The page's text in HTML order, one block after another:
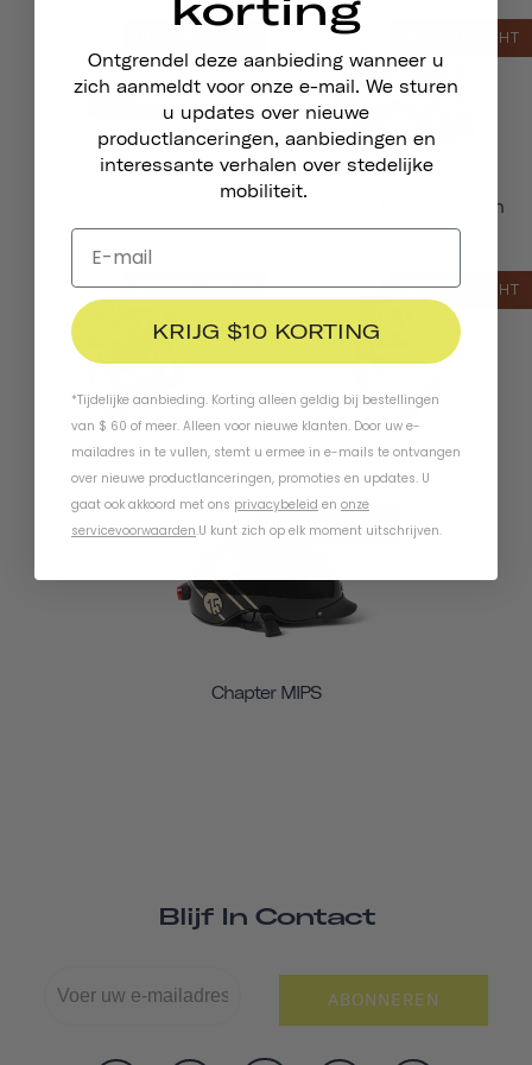
UITVERKOCHT
Thousand Handschoenen
Met Volledige Vingers
UITVERKOCHT
Thousand Nekwarmer
UITVERKOCHT
Thousand Sokken
UITVERKOCHT
Chapter MIPS
Blijf In Contact
ABONNEREN
Ontgrendel deze aanbieding wanneer u
zich aanmeldt voor onze e-mail. We sturen
u updates over nieuwe
productlanceringen, aanbiedingen en
interessante verhalen over stedelijke
mobiliteit.
KRIJG $10 KORTING
*Tijdelijke aanbieding. Korting alleen geldig bij bestellingen
van $ 60 of meer. Alleen voor nieuwe klanten. Door uw e-
mailadres in te vullen, stemt u ermee in e-mails te ontvangen
over nieuwe productlanceringen, promoties en updates. U
gaat ook akkoord met ons privacybeleid en onze
servicevoorwaarden.U kunt zich op elk moment uitschrijven.